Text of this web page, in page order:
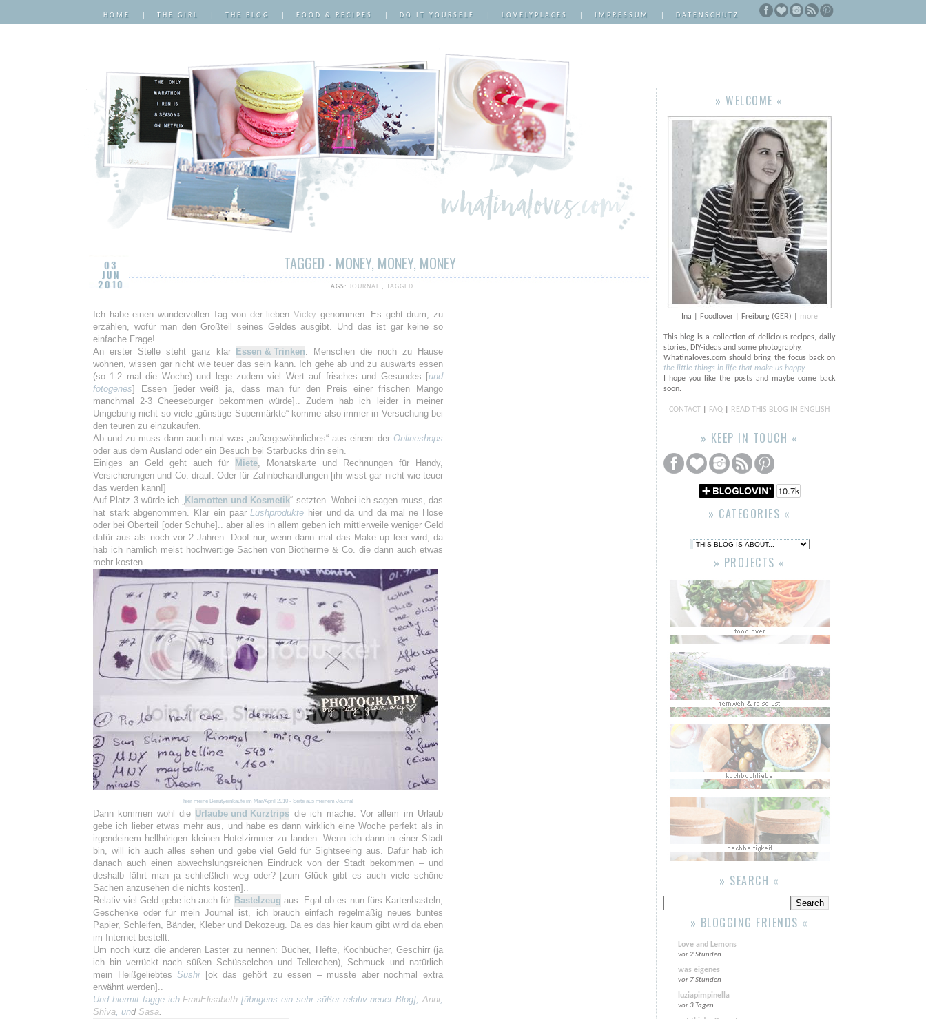
HOME THE GIRL THE BLOG FOOD & RECIPES DO IT YOURSELF LOVELYPLACES IMPRESSUM DATENSCHUTZ
TAGGED - MONEY, MONEY, MONEY
03
JUN
2010 TAGS: JOURNAL , TAGGED
Ich habe einen wundervollen Tag von der lieben Vicky genommen. Es geht drum, zu
erzählen, wofür man den Großteil seines Geldes ausgibt. Und das ist gar keine so
einfache Frage!
An erster Stelle steht ganz klar
Essen & Trinken. Menschen die noch zu Hause
wohnen, wissen gar nicht wie teuer das sein kann. Ich gehe ab und zu auswärts essen
(so 1-2 mal die Woche) und lege zudem viel Wert auf frisches und Gesundes [und
fotogenes] Essen [jeder weiß ja, dass man für den Preis einer frischen Mango
manchmal 2-3 Cheeseburger bekommen würde].. Zudem hab ich leider in meiner
Umgebung nicht so viele „günstige Supermärkte“ komme also immer in Versuchung bei
den teuren zu einzukaufen.
Ab und zu muss dann auch mal was „außergewöhnliches“ aus einem der Onlineshops
oder aus dem Ausland oder ein Besuch bei Starbucks drin sein.
Einiges an Geld geht auch für
Miete, Monatskarte und Rechnungen für Handy,
Versicherungen und Co. drauf. Oder für Zahnbehandlungen [ihr wisst gar nicht wie teuer
das werden kann!]
Auf Platz 3 würde ich „ Klamotten und Kosmetik“ setzten. Wobei ich sagen muss, das
hat stark abgenommen. Klar ein paarLushprodukte hier und da und da mal ne Hose
oder bei Oberteil [oder Schuhe].. aber alles in allem geben ich mittlerweile weniger Geld
dafür aus als noch vor 2 Jahren. Doof nur, wenn dann mal das Make up leer wird, da
hab ich nämlich meist hochwertige Sachen von Biotherme & Co. die dann auch etwas
mehr kosten.
hier meine Beautyeinkäufe im Mär/April 2010 - Seite aus meinem Journal
Dann kommen wohl die Urlaube und Kurztrips die ich mache. Vor allem im Urlaub
gebe ich lieber etwas mehr aus, und habe es dann wirklich eine Woche perfekt als in
irgendeinem hellhörigen kleinen Hotelzimmer zu landen. Wenn ich dann in einer Stadt
bin, will ich auch alles sehen und gebe viel Geld für Sightseeing aus. Dafür hab ich
danach auch einen abwechslungsreichen Eindruck von der Stadt bekommen – und
deshalb fährt man ja schließlich weg oder? [zum Glück gibt es auch viele schöne
Sachen anzusehen die nichts kosten]..
Relativ viel Geld gebe ich auch für Bastelzeug aus. Egal ob es nun fürs Kartenbasteln,
Geschenke oder für mein Journal ist, ich brauch einfach regelmäßig neues buntes
Papier, Schleifen, Bänder, Kleber und Dekozeug. Da es das hier kaum gibt wird da eben
im Internet bestellt.
Um noch kurz die anderen Laster zu nennen: Bücher, Hefte, Kochbücher, Geschirr (ja
ich bin verrückt nach süßen Schüsselchen und Tellerchen), Schmuck und natürlich
mein HeißgeliebtesSushi [ok das gehört zu essen – musste aber nochmal extra
erwähnt werden]..
Und hiermit tagge ichFrauElisabeth [übrigens ein sehr süßer relativ neuer Blog],Anni,
Shiva, und Sasa.
» WELCOME «
Ina | Foodlover | Freiburg (GER) | more
This blog is a collection of delicious recipes, daily
stories, DIY-ideas and some photography.
Whatinaloves.com should bring the focus back on
the little things in life that make us happy.
I hope you like the posts and maybe come back
soon.
CONTACT FAQ READ THIS BLOG IN ENGLISH
» KEEP IN TOUCH «
» CATEGORIES «
» PROJECTS «
» SEARCH «
» BLOGGING FRIENDS «
Love and Lemons
vor 2 Stunden
was eigenes
vor 7 Stunden
luziapimpinella
vor 3 Tagen